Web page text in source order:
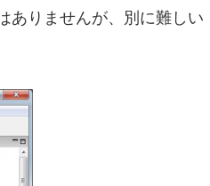
ありませんが、別に難しい